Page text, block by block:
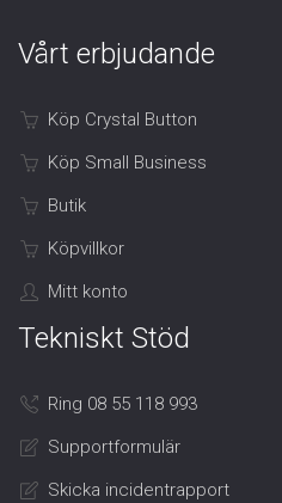
Vårt erbjudande
Köp Crystal Button
Köp Small Business
Butik
Köpvillkor
Mitt konto
Tekniskt Stöd
Ring 08 55 118 993
Supportformulär
Skicka incidentrapport